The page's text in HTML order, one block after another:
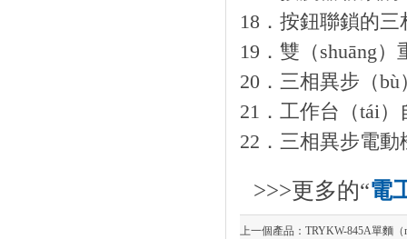
18．按鈕聯鎖的
19．雙（shuāng
20．三相異步（
21．工作台（tái
22．三相異步電
>>>更多的“電
上一個產品： TRYKW-845A單麵